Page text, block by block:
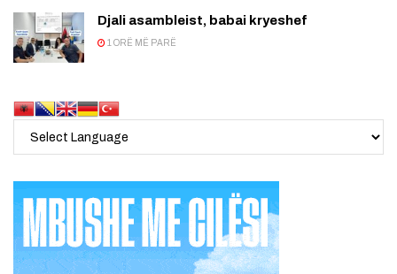
Djali asambleist, babai kryeshef
1 ORË MË PARË